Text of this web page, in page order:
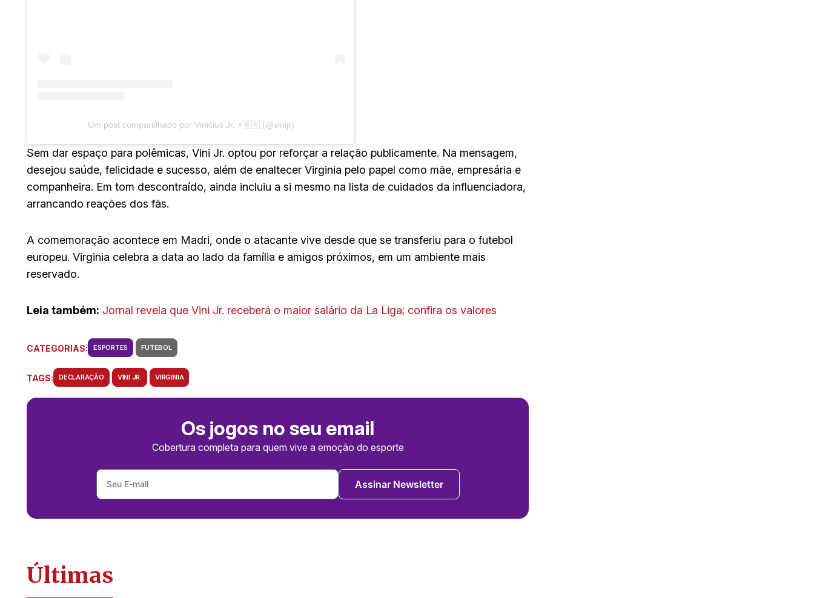
Um post compartilhado por Vinicius Jr. ⚡️🇧🇷 (@vinijr)
Sem dar espaço para polêmicas, Vini Jr. optou por reforçar a relação publicamente. Na mensagem,
desejou saúde, felicidade e sucesso, além de enaltecer Virginia pelo papel como mãe, empresária e
companheira. Em tom descontraído, ainda incluiu a si mesmo na lista de cuidados da influenciadora,
arrancando reações dos fãs.
A comemoração acontece em Madri, onde o atacante vive desde que se transferiu para o futebol
europeu. Virginia celebra a data ao lado da família e amigos próximos, em um ambiente mais
reservado.
Leia também: Jornal revela que Vini Jr. receberá o maior salário da La Liga; confira os valores
CATEGORIAS: ESPORTES FUTEBOL
TAGS: DECLARAÇÃO VINI JR. VIRGINIA
Os jogos no seu email
Cobertura completa para quem vive a emoção do esporte
Assinar Newsletter
Últimas